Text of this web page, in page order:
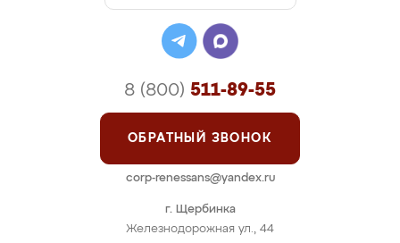
г. Щербинка
Железнодорожная ул., 44
8 (800) 511-89-55
ОБРАТНЫЙ ЗВОНОК
corp-renessans@yandex.ru